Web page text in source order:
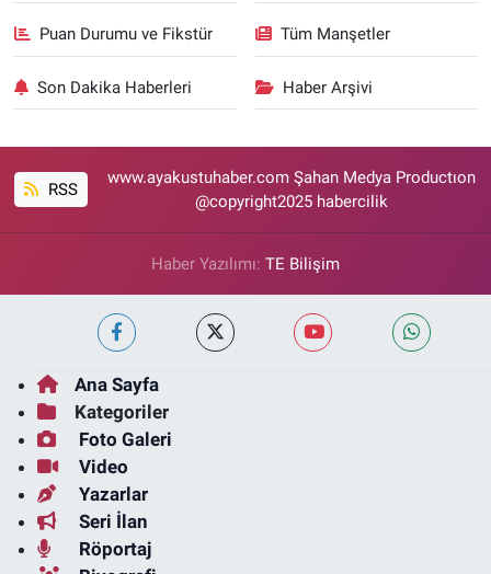
Puan Durumu ve Fikstür Tüm Manşetler
Son Dakika Haberleri Haber Arşivi
RSS
www.ayakustuhaber.com Şahan Medya Productıon
@copyright2025 habercilik
Haber Yazılımı: TE Bilişim
Ana Sayfa
Kategoriler
Foto Galeri
Video
Yazarlar
Seri İlan
Röportaj